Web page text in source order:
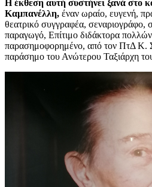
Η έκθεση αυτή συστήνει ξανά στο
Καμπανέλλη, έναν ωραίο, ευγενή,
θεατρικό συγγραφέα, σεναριογράφο,
παραγωγό, Επίτιμο διδάκτορα
παρασημοφορημένο, από τον ΠτΔ Κ.
παράσημο του Ανώτερου Ταξιάρχη